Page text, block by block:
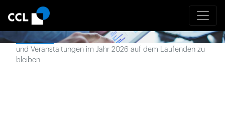
AbonnierenSie unseren Newsletter, um über Nachrichten
und Veranstaltungen im Jahr 2026 auf dem Laufenden zu
bleiben.